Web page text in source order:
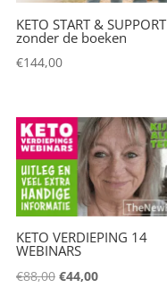
KETO START & SUPPORT
zonder de boeken
€144,00
KETO VERDIEPING 14
WEBINARS
€88,00 Oorspronkelijke
€44,00Huidige